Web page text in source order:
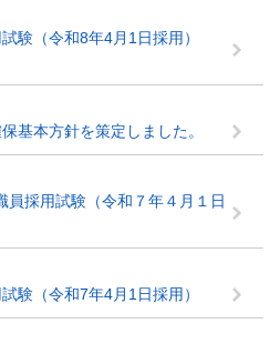
験（令和8年4月1日採用）
基本方針を策定しました。
員採用試験（令和７年４月１日
験（令和7年4月1日採用）